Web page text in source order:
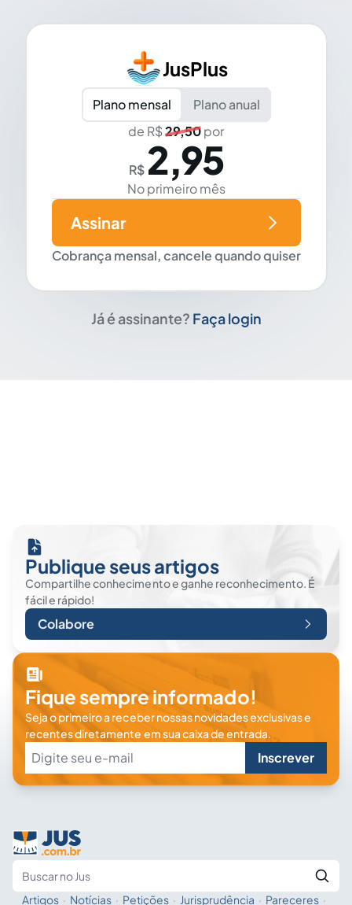
JusPlus
Plano mensal
Plano anual
de R$29,50por
R$ 2,95
No primeiro mês
Cobrança mensal, cancele quando quiser
Assinar
Já é assinante? Faça login
Publique seus artigos
Compartilhe conhecimento e ganhe reconhecimento. É
fácil e rápido!
Colabore
Fique sempre informado!
Seja o primeiro a receber nossas novidades exclusivas e
recentes diretamente em sua caixa de entrada.
Inscrever
Artigos · Notícias · Petições · Jurisprudência · Pareceres ·